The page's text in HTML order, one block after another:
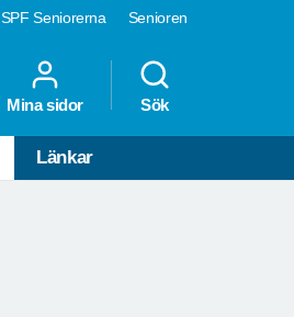
SPF Seniorerna Senioren
Mina sidor Sök
Länkar